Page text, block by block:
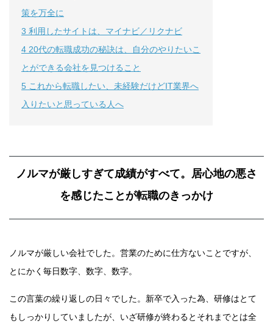
策を万全に
3 利用したサイトは、マイナビ／リクナビ
4 20代の転職成功の秘訣は、自分のやりたいこ
とができる会社を見つけること
5 これから転職したい、未経験だけどIT業界へ
入りたいと思っている人へ
ノルマが厳しすぎて成績がすべて。居心地の悪さ
を感じたことが転職のきっかけ
ノルマが厳しい会社でした。営業のために仕方ないことですが、
とにかく毎日数字、数字、数字。
この言葉の繰り返しの日々でした。新卒で入った為、研修はとて
もしっかりしていましたが、いざ研修が終わるとそれまでとは全